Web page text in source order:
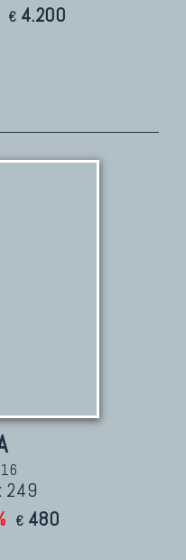
€ 4.200
249
€ 480